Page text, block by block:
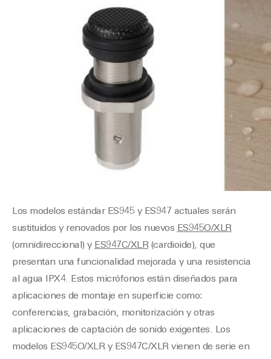
Los modelos estándar ES945 y ES947 actuales serán
sustituidos y renovados por los nuevos ES945O/XLR
(omnidireccional) y ES947C/XLR(cardioide), que
presentan una funcionalidad mejorada y una resistencia
al agua IPX4. Estos micrófonos están diseñados para
aplicaciones de montaje en superficie como:
conferencias, grabación, monitorización y otras
aplicaciones de captación de sonido exigentes. Los
modelos ES945O/XLR y ES947C/XLR vienen de serie en